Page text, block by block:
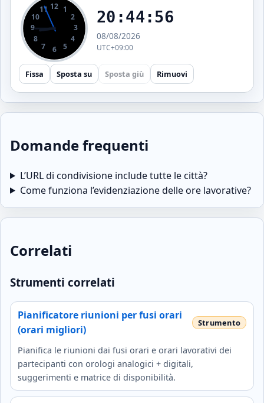
1
2
3
4
5
6
7
8
9
10
11 12
20:44:56
08/08/2026
UTC+09:00
Fissa Sposta su Sposta giù Rimuovi
Domande frequenti
L’URL di condivisione include tutte le città?
Come funziona l’evidenziazione delle ore lavorative?
Correlati
Strumenti correlati
Pianificatore riunioni per fusi orari
(orari migliori)
Pianifica le riunioni dai fusi orari e orari lavorativi dei
partecipanti con orologi analogici + digitali,
suggerimenti e matrice di disponibilità.